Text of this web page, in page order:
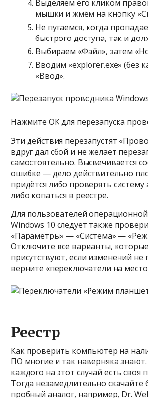
Выделяем его кликом
мышки и жмём на кнопку
Не пугаемся, когда
быстрого доступа, так и
Выбираем «Файл», затем
Вводим «explorer.exe» (без
«Ввод».
Нажмите ОК для перезапуска
Эти действия перезапустят
вдруг дал сбой и не желает
самостоятельно. Высвечивается
ошибке — дело действительно
придётся либо проверять систему
либо копаться в реестре.
Для пользователей
Windows 10 следует также
«Параметры» — «Система» —
Отключите все варианты,
присутствуют, если изменений не
верните «переключатели на
Реестр
Как проверить компьютер на
ПО многие и так наверняка
каждого на этот случай есть своя
Тогда незамедлительно скачайте
пробный аналог, например, Dr.